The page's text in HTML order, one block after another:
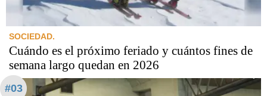
SOCIEDAD.
Cuándo es el próximo feriado y cuántos fines de
semana largo quedan en 2026
#03